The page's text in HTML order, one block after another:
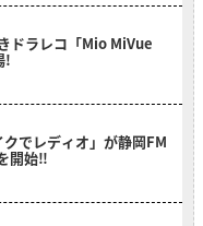
ドラレコ「Mio MiVue
!
でレディオ」が静岡FM
開始‼